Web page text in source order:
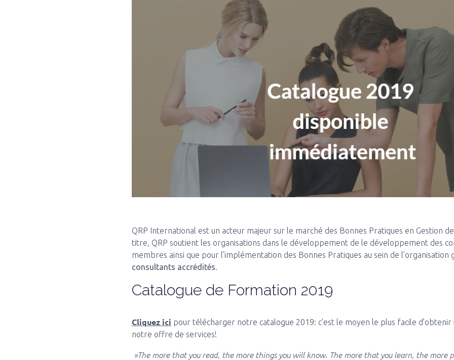
QRP International est un acteur majeur sur le marché des Bonnes Pratiques en Gestion
titre, QRP soutient les organisations dans le développement de le développement des
membres ainsi que pour l’implémentation des Bonnes Pratiques au sein de l’organisation
consultants accrédités.
Catalogue de Formation 2019
Cliquez ici pour télécharger notre catalogue 2019: c’est le moyen le plus facile
notre offre de services!
»The more that you read, the more things you will know. The more that you learn, the more